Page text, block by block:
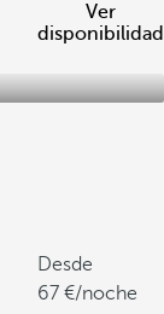
Ver
disponibilidad
Desde
67
/noche